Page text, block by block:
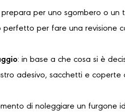
per uno sgombero o un
perfetto per fare una revisione
: in base a che cosa si è
adesivo, sacchetti e coperte
di noleggiare un furgone